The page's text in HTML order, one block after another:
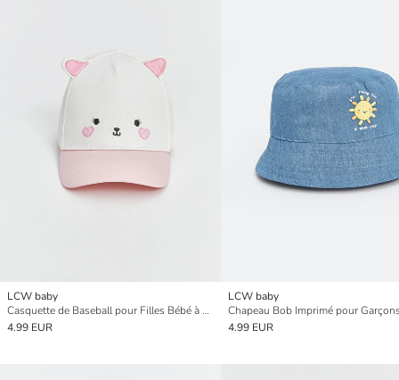
LCW baby
Casquette de Baseball pour Filles Bébé à Motif Animal
4.99 EUR
LCW baby
Chapeau Bob Imprimé pour
4.99 EUR